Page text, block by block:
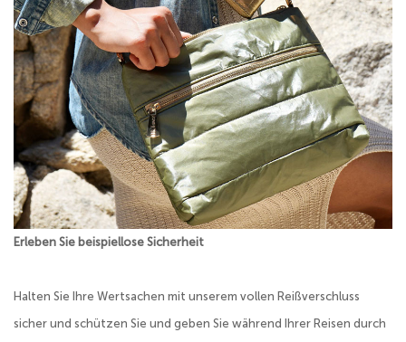
Erleben Sie beispiellose Sicherheit
Halten Sie Ihre Wertsachen mit unserem vollen Reißverschluss
sicher und schützen Sie und geben Sie während Ihrer Reisen durch